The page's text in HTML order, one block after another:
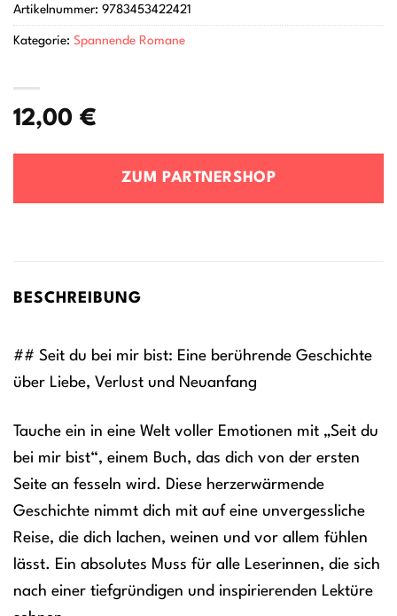
12,00 €
ZUM PARTNERSHOP
Artikelnummer: 9783453422421
Kategorie: Spannende Romane
BESCHREIBUNG
## Seit du bei mir bist: Eine berührende Geschichte
über Liebe, Verlust und Neuanfang
Tauche ein in eine Welt voller Emotionen mit „Seit du
bei mir bist“, einem Buch, das dich von der ersten
Seite an fesseln wird. Diese herzerwärmende
Geschichte nimmt dich mit auf eine unvergessliche
Reise, die dich lachen, weinen und vor allem fühlen
lässt. Ein absolutes Muss für alle Leserinnen, die sich
nach einer tiefgründigen und inspirierenden Lektüre